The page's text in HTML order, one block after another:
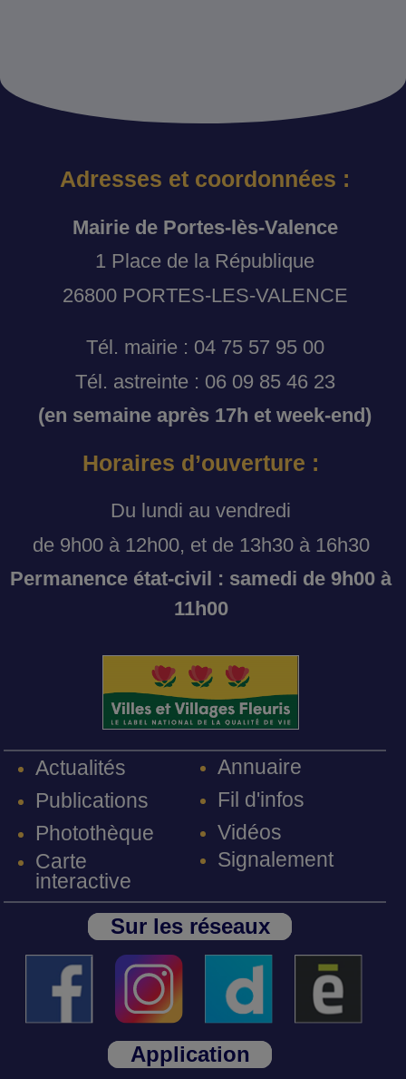
Adresses et coordonnées :
Mairie de Portes-lès-Valence
1 Place de la République
26800 PORTES-LES-VALENCE
Tél. mairie : 04 75 57 95 00
Tél. astreinte : 06 09 85 46 23
(en semaine après 17h et week-end)
Horaires d’ouverture :
Du lundi au vendredi
de 9h00 à 12h00, et de 13h30 à 16h30
Permanence état-civil : samedi de 9h00 à
11h00
Actualités
Publications
Photothèque
Carte
interactive
Annuaire
Fil d'infos
Vidéos
Signalement
Sur les réseaux
Application